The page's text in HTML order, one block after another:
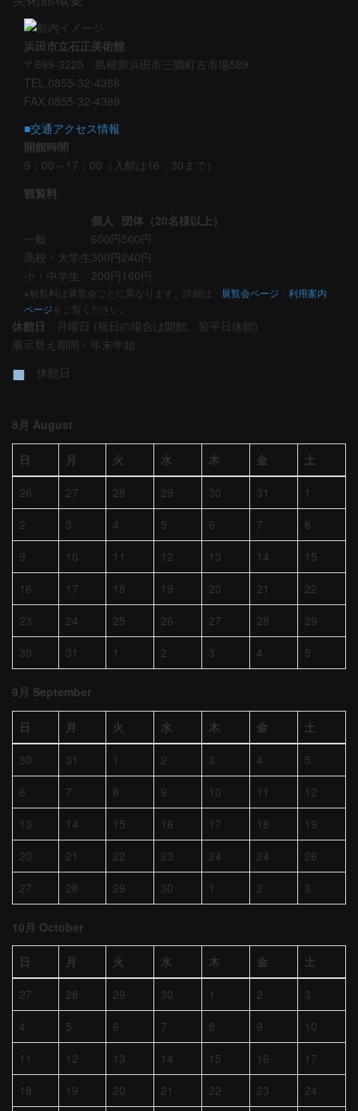
浜田市立石正美術館
〒699-3225 島根県浜田市三隅町古市場589
TEL.0855-32-4388
FAX.0855-32-4389
■交通アクセス情報
開館時間
9：00～17：00（入館は16：30まで）
観覧料
個人
団体（20名様以上）
一般
600円500円
高校・大学生300円240円
小・中学生
200円 160円
※観覧料は展覧会ごとに異なります。詳細は、 展覧会ページ ・ 利用案内
ページをご覧ください。
休館日 月曜日 (祝日の場合は開館、翌平日休館)
展示替え期間・年末年始
■ 休館日
8月 August
日 月 火 水 木 金 土
26 27 28 29 30 31
1
2
3 4 5 6 7
8
9
10 11 12 13 14
15
16
17 18 19 20 21
22
23
24 25 26 27 28
29
30
31 1 2 3 4 5
9月 September
日 月 火 水 木 金 土
30 31 1 2 3 4
5
6
7 8 9 10 11
12
13
14 15 16 17 18
19
20
21 22 23 24 24
26
27
28 29 30 1 2 3
10月 October
日 月 火 水 木 金 土
27 28 29 30 1 2
3
4
5 6 7 8 9
10
11
12 13 14 15 16
17
18
19 20 21 22 23
24